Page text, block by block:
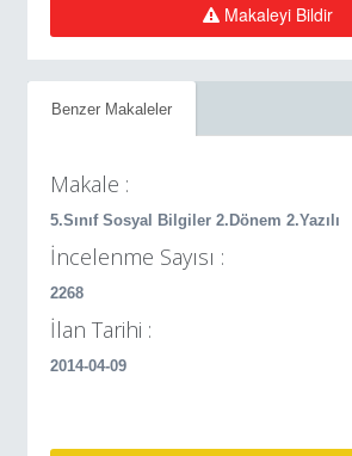
Makaleyi Bildir
Benzer Makaleler
Makale :
5.Sınıf Sosyal Bilgiler 2.Dönem 2.Yazılı
İncelenme Sayısı :
2268
İlan Tarihi :
2014-04-09